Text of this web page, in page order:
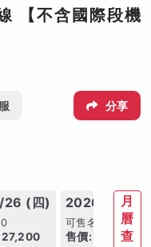
【不含國際段機
分享
26 (四)
27,200
2026/12/03
可售名額: 10
售價: NT$
月
曆
查